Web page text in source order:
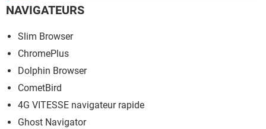
NAVIGATEURS
Slim Browser
ChromePlus
Dolphin Browser
CometBird
4G VITESSE navigateur rapide
Ghost Navigator